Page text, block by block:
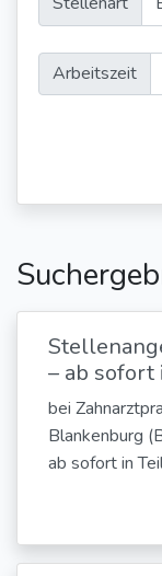
Arbeitszeit
– ab sofort
bei
Blankenburg
ab sofort in